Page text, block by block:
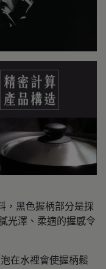
，黑色握柄部分是採
光澤、柔適的握感令
在水裡會使握柄鬆